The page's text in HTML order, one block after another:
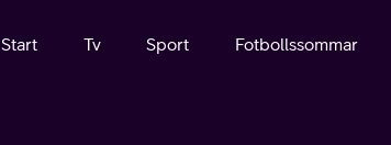
Start Tv Sport Fotbollssommar